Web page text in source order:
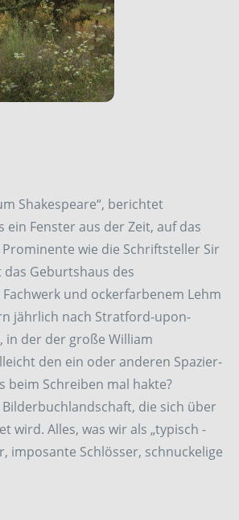
Shakespeare“, berichtet
ein Fenster aus der Zeit, auf das
wie die Schriftsteller Sir
Geburtshaus des
und ockerfarbenem Lehm
jährlich nach Stratford-upon-
in der der große William
den ein oder anderen Spazier­
Schreiben mal hakte?
die sich über
wird. Alles, was wir als „typisch
imposante Schlösser, schnuckelige